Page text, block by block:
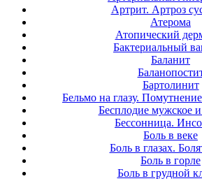
Артрит. Артроз
Атерома
Атопический
Бактериальный
Баланит
Бартолинит
Бельмо на глазу.
Бесплодие мужское
Бессонница.
Боль в веке
Боль в глазах.
Боль в горле
Боль в грудной